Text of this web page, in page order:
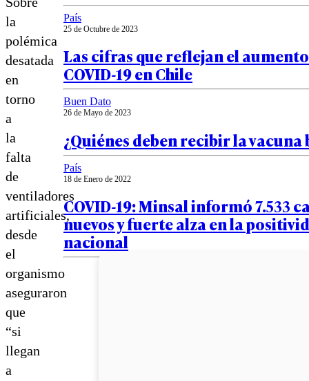
la
polémica
desatada
en
torno
a
la
falta
de
ventiladores
artificiales,
desde
el
organismo
aseguraron
que
“si
llegan
a
País
25 de Octubre de 2023
Las cifras que reflejan el
COVID-19 en Chile
Buen Dato
26 de Mayo de 2023
¿Quiénes deben recibir la
País
18 de Enero de 2022
COVID-19: Minsal informó 7.533
nuevos y fuerte alza en la
nacional